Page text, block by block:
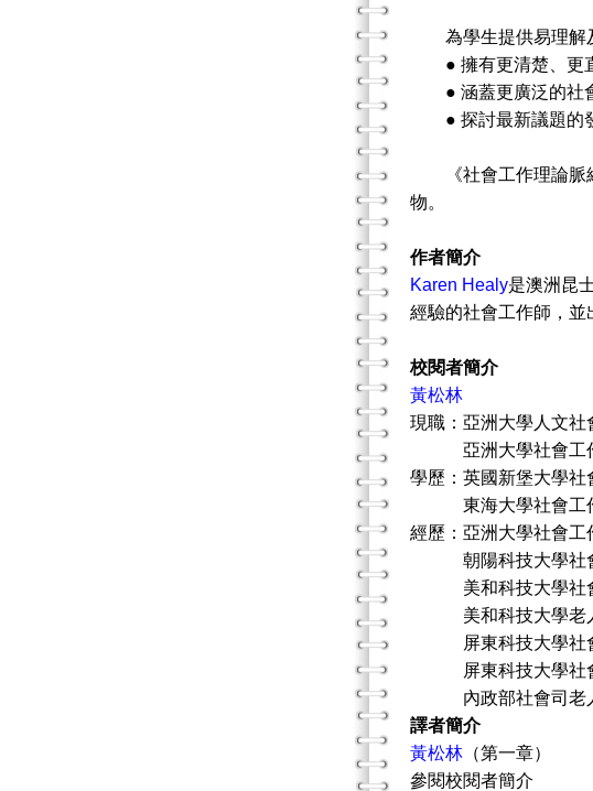
為學生提供易理解及
● 擁有更清楚、更直
● 涵蓋更廣泛的社會
● 探討最新議題的發
《社會工作理論脈絡
物。
作者簡介
Karen Healy是澳洲昆
經驗的社會工作師，並
校閱者簡介
黃松林
現職：亞洲大學人文社
亞洲大學社會工作
學歷：英國新堡大學社
東海大學社會工作
經歷：亞洲大學社會工
朝陽科技大學社會
美和科技大學社會
美和科技大學老人
屏東科技大學社會
屏東科技大學社會
內政部社會司老人
譯者簡介
黃松林 （第一章）
參閱校閱者簡介